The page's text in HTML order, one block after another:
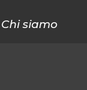
Chi siamo